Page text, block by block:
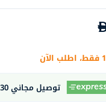
توصيل مجاني 30 دقيقة